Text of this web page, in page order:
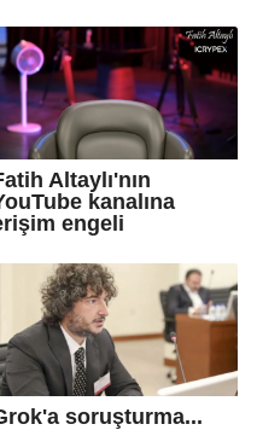
Altaylı'nın
kanalına
engeli
soruşturma...